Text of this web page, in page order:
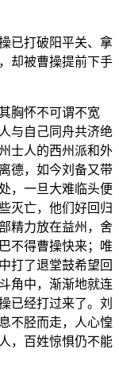
已打破阳平关、拿
却被曹操提前下手
胸怀不可谓不宽
与自己同舟共济绝
士人的西州派和外
德，如今刘备又带
，一旦大难临头便
灭亡，他们好回归
精力放在益州，舍
不得曹操快来；唯
打了退堂鼓希望回
角中，渐渐地就连
已经打过来了。刘
不胫而走，人心惶
，百姓惊惧仍不能